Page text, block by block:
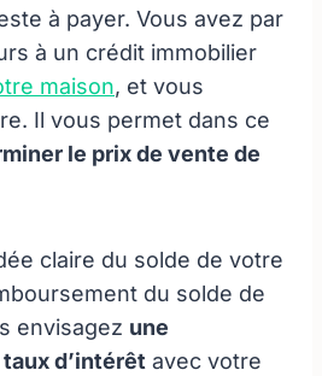
à payer. Vous avez par
à un crédit immobilier
maison, et vous
Il vous permet dans ce
le prix de vente de
claire du solde de votre
du solde de
envisagez une
d’intérêt avec votre